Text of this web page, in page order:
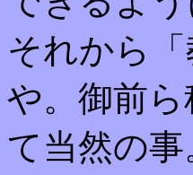
それから
や。御前
て当然の